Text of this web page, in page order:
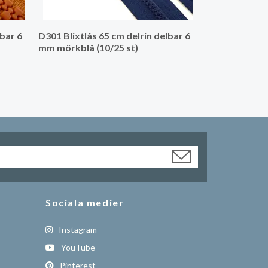
6
D301 Blixtlås 65 cm delrin delbar 6
mm mörkblå (10/25 st)
Sociala medier
Instagram
YouTube
Pinterest